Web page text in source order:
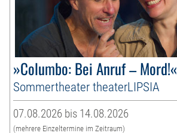
»Columbo: Bei Anruf – Mord!«
Sommertheater theaterLIPSIA
07.08.2026 bis 14.08.2026
(mehrere Einzeltermine im Zeitraum)